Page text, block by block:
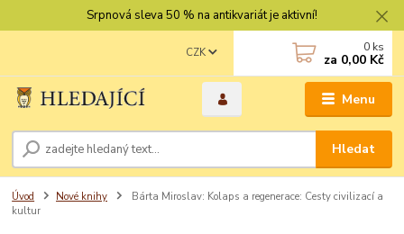
Srpnová sleva 50 % na antikvariát je aktivní!
Menu
CZK
Hledat
0 ks
za 0,00 Kč
Úvod Nové knihy
Bárta Miroslav: Kolaps a regenerace: Cesty civilizací a
kultur